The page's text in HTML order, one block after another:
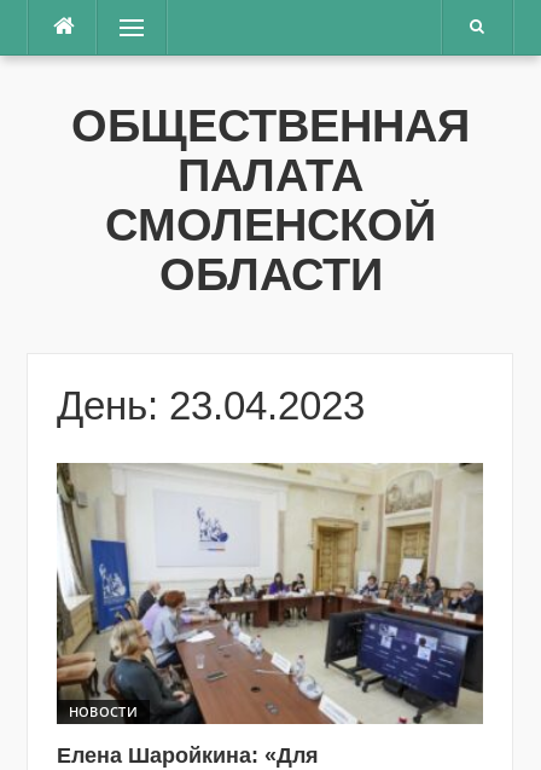
Перейти
содержимому
Меню
ОБЩЕСТВЕННАЯ
ПАЛАТА
СМОЛЕНСКОЙ
ОБЛАСТИ
День: 23.04.2023
НОВОСТИ
Елена Шаройкина: «Для